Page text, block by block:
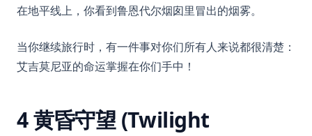
在地平线上，你看到鲁恩代尔烟囱里冒出的烟雾。
当你继续旅行时，有一件事对你们所有人来说都很清楚：
艾吉莫尼亚的命运掌握在你们手中！
4 黄昏守望 (Twilight